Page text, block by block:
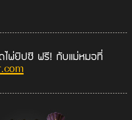
ไพ่ยิปซี ฟรี! กับแม่หมอที่